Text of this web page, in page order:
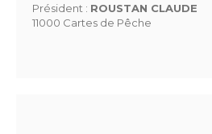
Président : ROUSTAN CLAUDE
11000 Cartes de Pêche